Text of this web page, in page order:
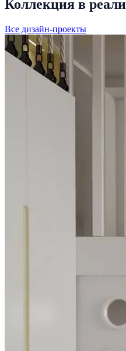
Коллекция в
Все дизайн-проекты